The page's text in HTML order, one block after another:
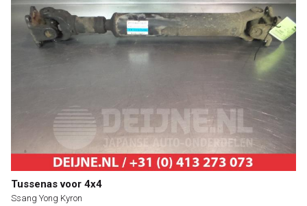
Tussenas voor 4x4
Ssang Yong Kyron